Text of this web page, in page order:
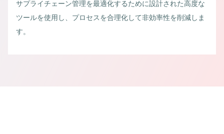
サプライチェーン管理を最適化するために設計された高度な
ツールを使用し、プロセスを合理化して非効率性を削減しま
す。